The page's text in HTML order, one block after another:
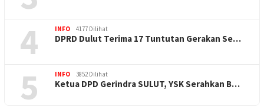
4 INFO 4177 Dilihat
DPRD Dulut Terima 17 Tuntutan Gerakan Se…
5 INFO 3852 Dilihat
Ketua DPD Gerindra SULUT, YSK Serahkan B…